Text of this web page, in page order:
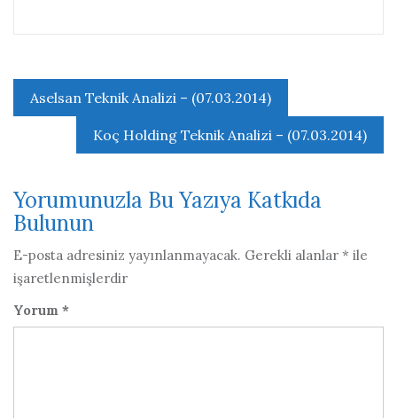
Yazı
gezinmesi
Aselsan Teknik Analizi – (07.03.2014)
Koç Holding Teknik Analizi – (07.03.2014)
Yorumunuzla Bu Yazıya Katkıda
Bulunun
E-posta adresiniz yayınlanmayacak. Gerekli alanlar * ile
işaretlenmişlerdir
Yorum *